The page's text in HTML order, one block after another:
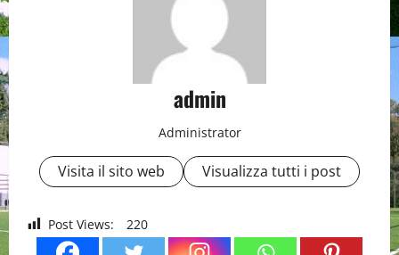
admin
Administrator
Visita il sito web Visualizza tutti i post
Post Views: 220